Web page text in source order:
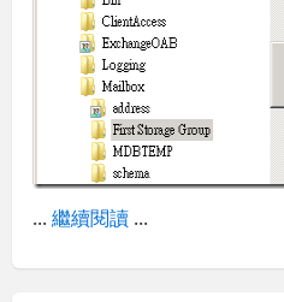
...繼續閱讀 ...